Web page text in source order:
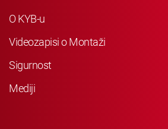
O KYB-u
Videozapisi o Montaži
Sigurnost
Mediji